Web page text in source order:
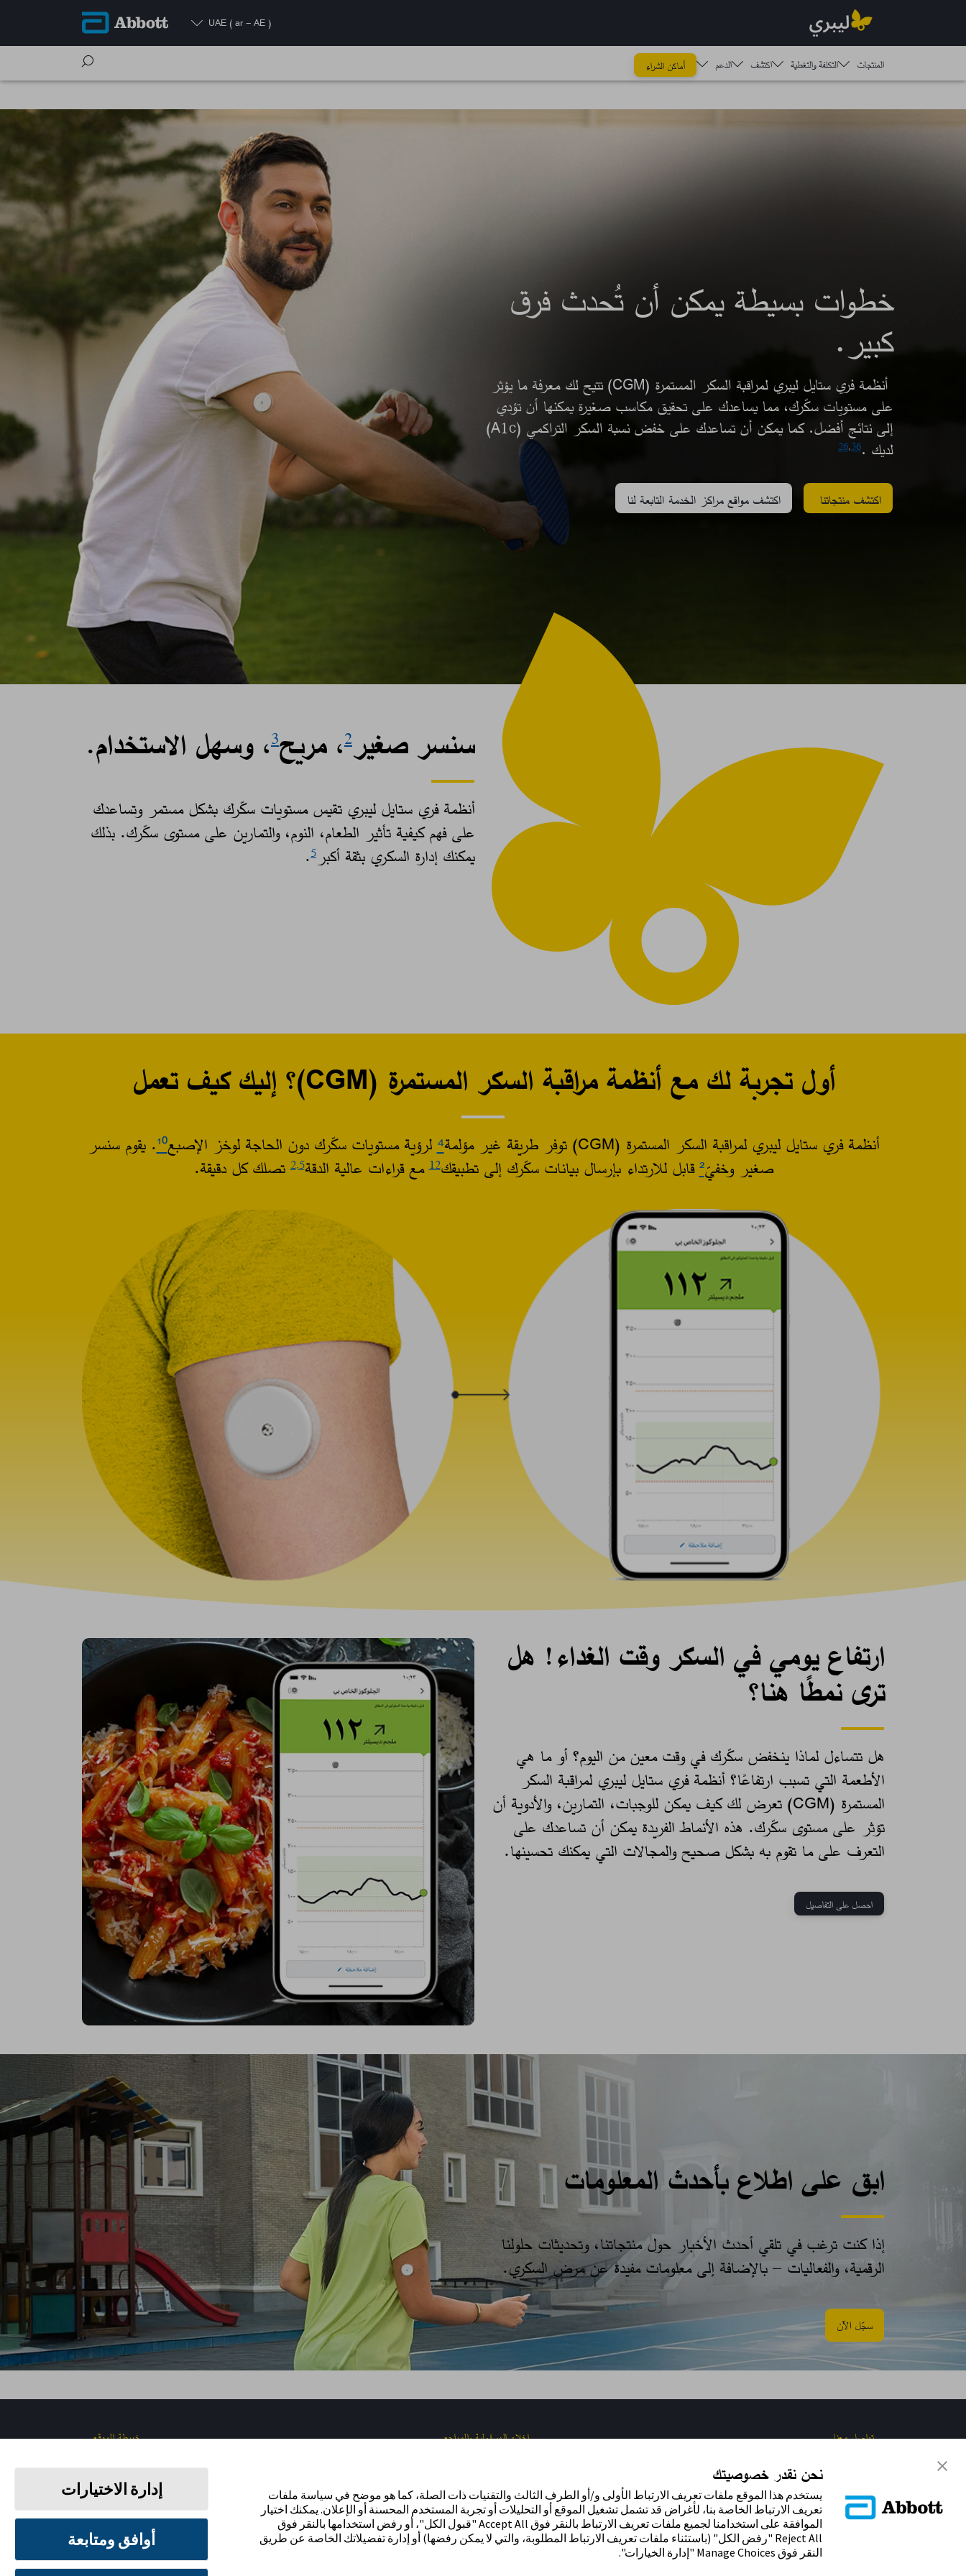
UAE ( ar - AE )
المنتجات التكلفة والتغطية اكتشف​ الدعم أماكن الشراء كُل خطوة تِفرق
خطوات بسيطة يمكن أن تُحدث فرق
كبير.​
أنظمة فري ستايل ليبري لمراقبة السكر المستمرة (CGM) تتيح لك معرفة ما يؤثر
على مستويات سكّرك، مما يساعدك على تحقيق مكاسب صغيرة يمكنها أن تؤدي
إلى نتائج أفضل. كما يمكن أن تساعدك على خفض نسبة السكر التراكمي (A1c)
لديك . 26,36
اكتشف منتجاتنا اكتشف مواقع مراكز الخدمة التابعة لنا​
سنسر صغير2، مريح3، وسهل الاستخدام.
أنظمة فري ستايل ليبري تقيس مستويات سكّرك بشكل مستمر وتساعدك
على فهم كيفية تأثير الطعام، النوم، والتمارين على مستوى سكّرك. بذلك
يمكنك إدارة السكري بثقة أكبر 5
. ​
أول تجربة لك مع أنظمة مراقبة السكر المستمرة (CGM)؟ إليك كيف تعمل​
أنظمة فري ستايل ليبري لمراقبة السكر المستمرة (CGM) توفر طريقة غير مؤلمة ⁴لرؤية مستويات سكّرك دون الحاجة لوخز الإصبع¹⁰. يقوم سنسر
صغير وخفيّ²قابل للارتداء بإرسال بيانات سكّرك إلى تطبيقك12مع قراءات عالية الدقة 2,5 تصلك كل دقيقة.​
ارتفاع يومي في السكر وقت الغداء! هل
ترى نمطًا هنا؟
هل تتساءل لماذا ينخفض سكّرك في وقت معين من اليوم؟ أو ما هي
الأطعمة التي تسبب ارتفاعًا؟ أنظمة فري ستايل ليبري لمراقبة السكر
المستمرة (CGM) تعرض لك كيف يمكن للوجبات، التمارين، والأدوية أن
تؤثر على مستوى سكّرك. هذه الأنماط الفريدة يمكن أن تساعدك على
التعرف على ما تقوم به بشكل صحيح والمجالات التي يمكنك تحسينها. ​
احصل على التفاصيل
ابق على اطلاع بأحدث المعلومات
إذا كنت ترغب في تلقي أحدث الأخبار حول منتجاتنا، وتحديثات حلولنا
الرقمية، والفعاليات – بالإضافة إلى معلومات مفيدة عن مرض السكري.​
سجّل الآن​
تواصل معنا إخلاء المسؤولية والمراجع خريطة الموقع
ابقَ على اتصال
شروط الاستخدام تفضيلات ملفات تعريف الارتباط
نحن نقدر خصوصيتك
يستخدم هذا الموقع ملفات تعريف الارتباط الأولى و/أو الطرف الثالث والتقنيات ذات الصلة، كما هو موضح في سياسة ملفات
تعريف الارتباط الخاصة بنا، لأغراض قد تشمل تشغيل الموقع أو التحليلات أو تجربة المستخدم المحسنة أو الإعلان. يمكنك اختيار
الموافقة على استخدامنا لجميع ملفات تعريف الارتباط بالنقر فوق Accept All "قبول الكل"، أو رفض استخدامها بالنقر فوق
Reject All "رفض الكل" (باستثناء ملفات تعريف الارتباط المطلوبة، والتي لا يمكن رفضها) أو إدارة تفضيلاتك الخاصة عن طريق
النقر فوق Manage Choices "إدارة الخيارات".
إدارة الاختيارات
أوافق ومتابعة